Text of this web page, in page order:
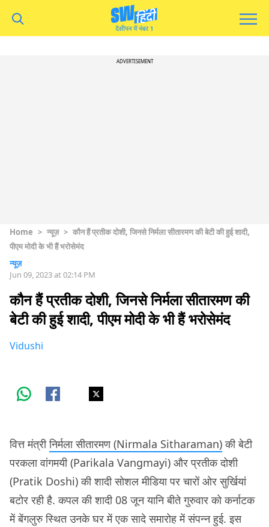
ADVERTISEMENT
Home > न्यूज़ > कौन हैं प्रतीक दोशी, जिनसे निर्मला सीतारमण की बेटी की हुई शादी,
पीएम मोदी के भी हैं भरोसेमंद
न्यूज़
Jun 09, 2023 at 02:14 PM
कौन हैं प्रतीक दोशी, जिनसे निर्मला सीतारमण की
बेटी की हुई शादी, पीएम मोदी के भी हैं भरोसेमंद
Vidushi
वित्त मंत्रीनिर्मला सीतारमण (Nirmala Sitharaman)की बेटी
परकला वांगमयी (Parikala Vangmayi) और प्रतीक दोशी
(Pratik Doshi) की शादी सोशल मीडिया पर चारों ओर सुर्खियां
बटोर रही है. कपल की शादी 08 जून यानि बीते गुरुवार को कर्नाटक
में बेंगलुरु स्थित उनके घर में एक सादे समारोह में संपन्न हुई. इस